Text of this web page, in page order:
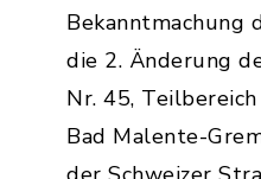
Bekanntmachung
die 2. Änderung
Nr. 45,
Bad Malente-